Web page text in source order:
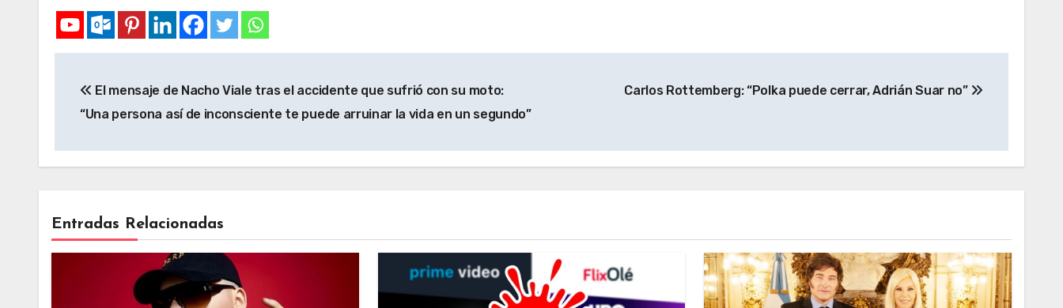
El mensaje de Nacho Viale tras el accidente que sufrió con su moto:
“Una persona así de inconsciente te puede arruinar la vida en un segundo”
Carlos Rottemberg: “Polka puede cerrar, Adrián Suar no”
Entradas Relacionadas